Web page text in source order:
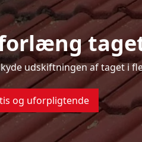
udskiftningen af taget i
og uforpligtende